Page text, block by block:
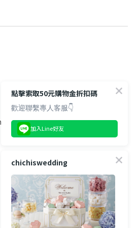
點擊索取50元購物金折扣碼
歡迎聯繫專人客服👇
加入Line好友
chichiswedding